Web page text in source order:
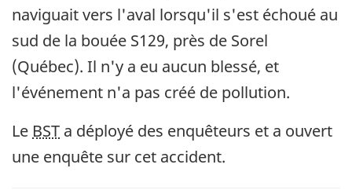
naviguait vers l'aval lorsqu'il s'est échoué au
sud de la bouée S129, près de Sorel
(Québec). Il n'y a eu aucun blessé, et
l'événement n'a pas créé de pollution.
Le BST a déployé des enquêteurs et a ouvert
une enquête sur cet accident.